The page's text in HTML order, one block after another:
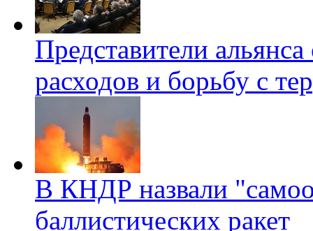
Представители
расходов и борьбу с
В КНДР назвали
баллистических ракет